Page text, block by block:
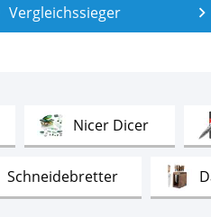
Vergleichssieger
Nicer DicerTest
SchneidebretterTest